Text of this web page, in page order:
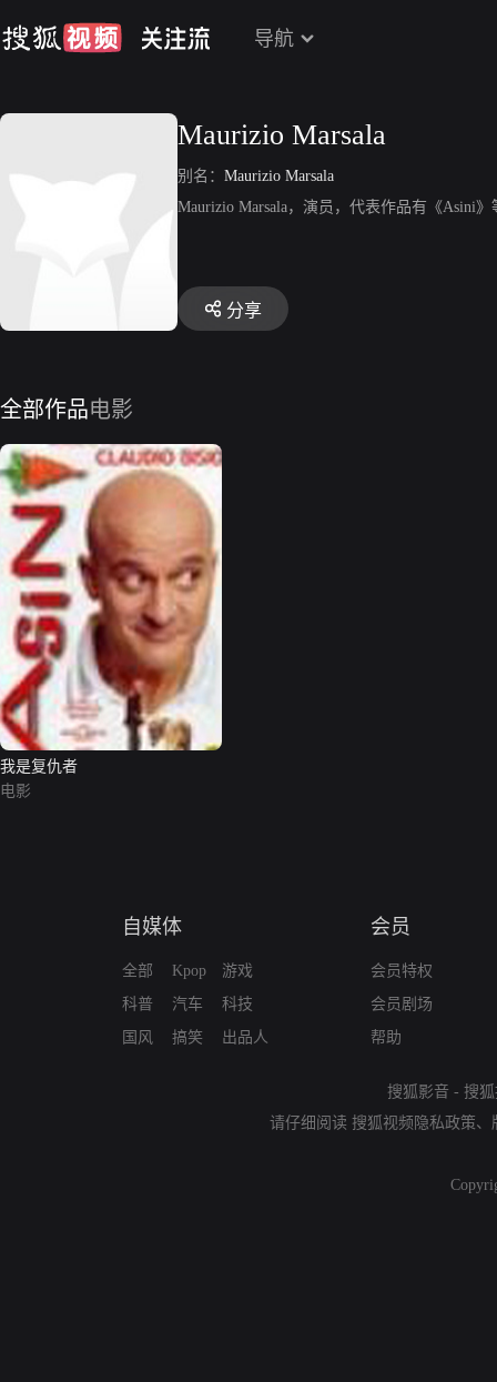
导航
Maurizio Marsala
别名： Maurizio Marsala
Maurizio Marsala，演员，代表作品有《Asini》
分享
全部作品电影
我是复仇者
电影
自媒体
全部
科普
国风
Kpop
汽车
搞笑
游戏
科技
出品人
会员
会员特权
会员剧场
帮助
搜狐影音 - 搜
请仔细阅读 搜狐视频隐私政策、